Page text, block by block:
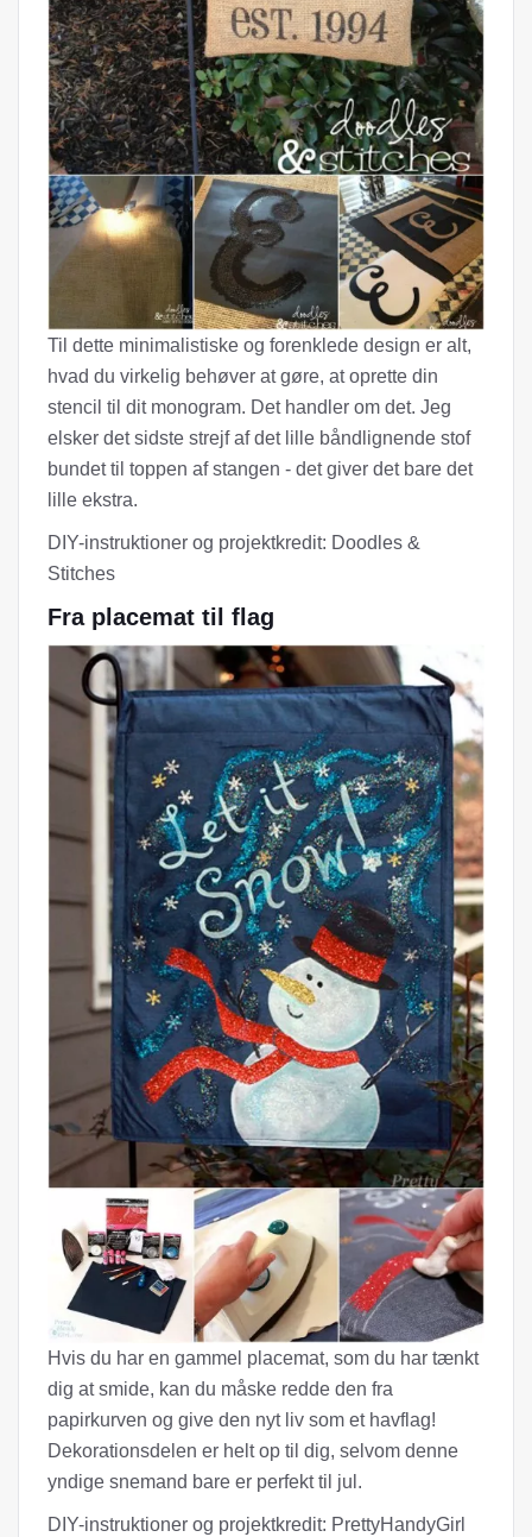
Til dette minimalistiske og forenklede design er alt,
hvad du virkelig behøver at gøre, at oprette din
stencil til dit monogram. Det handler om det. Jeg
elsker det sidste strejf af det lille båndlignende stof
bundet til toppen af ​​stangen - det giver det bare det
lille ekstra.
DIY-instruktioner og projektkredit: Doodles &
Stitches
Fra placemat til flag
Hvis du har en gammel placemat, som du har tænkt
dig at smide, kan du måske redde den fra
papirkurven og give den nyt liv som et havflag!
Dekorationsdelen er helt op til dig, selvom denne
yndige snemand bare er perfekt til jul.
DIY-instruktioner og projektkredit: PrettyHandyGirl